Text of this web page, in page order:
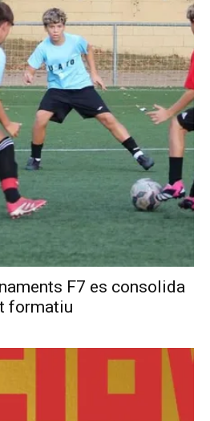
F7 es consolida
formatiu